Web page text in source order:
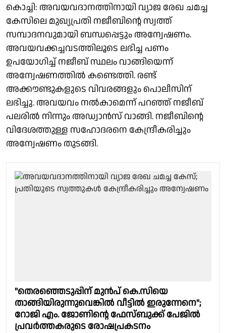
കൊച്ചി: അവയവദാനത്തിനായി വ്യാജ രേഖ ചമച്ച
കേസിലെ മുഖ്യപ്രതി നജീബിന്റെ സ്വത്ത്
സമ്പാദനവുമായി ബന്ധപ്പെട്ടും അന്വേഷണം.
അവയവക്കച്ചവടത്തിലൂടെ ലഭിച്ച പണം
ഉപയോഗിച്ച് നജീബ് സ്ഥലം വാങ്ങിയെന്ന്
അന്വേഷണത്തിൽ കണ്ടെത്തി. രണ്ട്
അക്കൗണ്ടുകളുടെ വിവരങ്ങളും പൊലീസിന്
ലഭിച്ചു. അവയവം നൽകാമെന്ന് പറഞ്ഞ് നജീബ്
പലരിൽ നിന്നും അഡ്വാൻസ് വാങ്ങി. നജീബിന്റെ
വിദേശത്തുള്ള സഹോദരനെ കേന്ദ്രീകരിച്ചും
അന്വേഷണം തുടങ്ങി.
"തെരഞ്ഞെടുപ്പിന് മുൻപ് കെ.സിയെ
താങ്ങിയിരുന്നുവെങ്കിൽ വീട്ടിൽ ഇരുന്നേനെ";
റോജി എം. ജോണിൻ്റെ ഫേസ്ബുക്ക് പേജിൽ
പ്രവർത്തകരുടെ രോഷപ്രകടനം